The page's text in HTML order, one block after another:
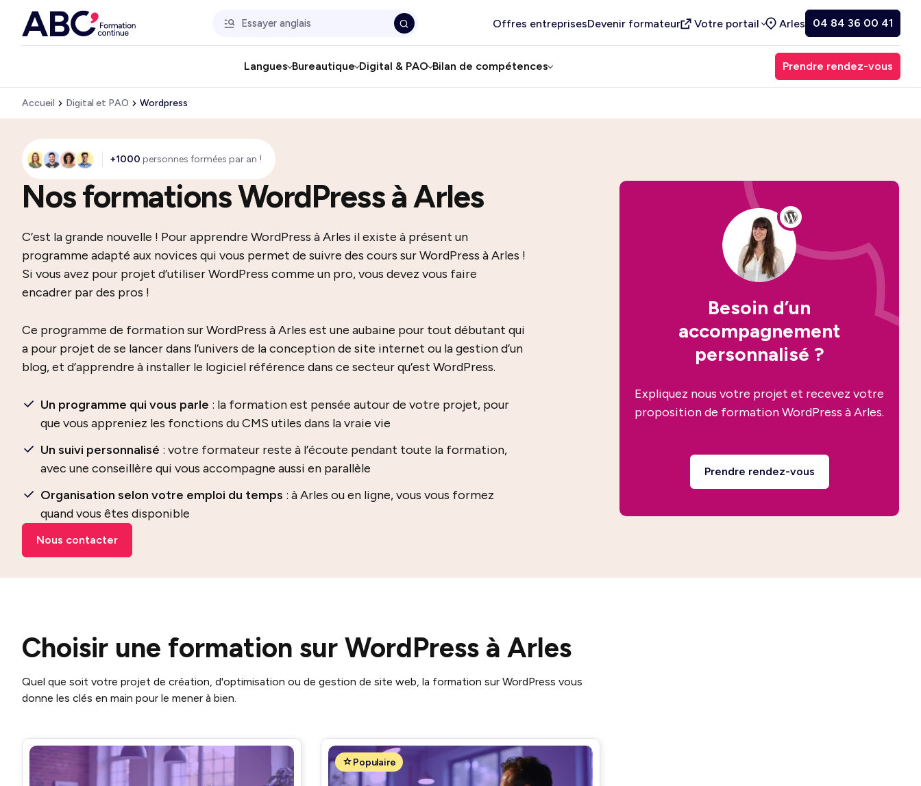
Offres entreprisesDevenir formateur Votre portail Arles 04 84 36 00 41
Langues Bureautique Digital & PAO Bilan de compétences Prendre rendez-vous
Accueil Digital et PAO Wordpress
+1000 personnes formées par an !
Nos formations WordPress à Arles
C’est la grande nouvelle ! Pour apprendre WordPress à Arles il existe à présent un
programme adapté aux novices qui vous permet de suivre des cours sur WordPress à Arles !
Si vous avez pour projet d’utiliser WordPress comme un pro, vous devez vous faire
encadrer par des pros !
Ce programme de formation sur WordPress à Arles est une aubaine pour tout débutant qui
a pour projet de se lancer dans l’univers de la conception de site internet ou la gestion d’un
blog, et d’apprendre à installer le logiciel référence dans ce secteur qu’est WordPress.
Un programme qui vous parle : la formation est pensée autour de votre projet, pour
que vous appreniez les fonctions du CMS utiles dans la vraie vie
Un suivi personnalisé : votre formateur reste à l’écoute pendant toute la formation,
avec une conseillère qui vous accompagne aussi en parallèle
Organisation selon votre emploi du temps : à Arles ou en ligne, vous vous formez
quand vous êtes disponible
Nous contacter
Besoin d’un
accompagnement
personnalisé ?
Expliquez nous votre projet et recevez votre
proposition de formation WordPress à Arles.
Prendre rendez-vous
Choisir une formation sur WordPress à Arles
Quel que soit votre projet de création, d'optimisation ou de gestion de site web, la formation sur WordPress vous
donne les clés en main pour le mener à bien.
Populaire